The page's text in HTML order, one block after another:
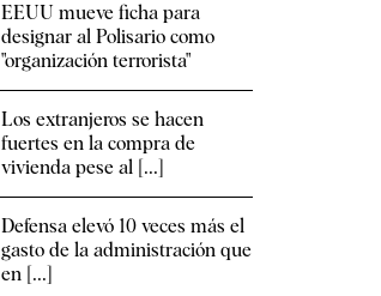
EEUU mueve ficha para
designar al Polisario como
"organización terrorista"
Los extranjeros se hacen
fuertes en la compra de
vivienda pese al [...]
Defensa elevó 10 veces más el
gasto de la administración que
en [...]